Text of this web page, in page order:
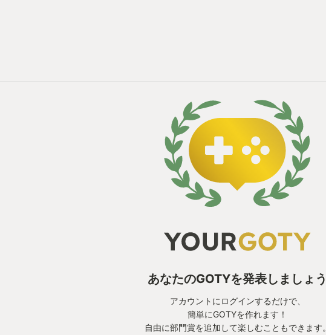
あなたのGOTYを発表しましょう
アカウントにログインするだけで、
簡単にGOTYを作れます！
自由に部門賞を追加して楽しむこともできます。